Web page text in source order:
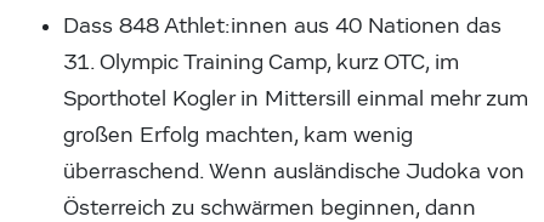
Dass 848 Athlet:innen aus 40 Nationen das
31. Olympic Training Camp, kurz OTC, im
Sporthotel Kogler in Mittersill einmal mehr zum
großen Erfolg machten, kam wenig
überraschend. Wenn ausländische Judoka von
Österreich zu schwärmen beginnen, dann